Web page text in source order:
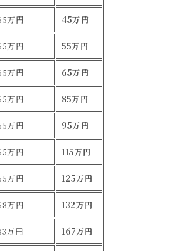
万円 45万円
万円 55万円
万円 65万円
万円 85万円
万円 95万円
万円 115万円
万円 125万円
万円 132万円
万円 167万円